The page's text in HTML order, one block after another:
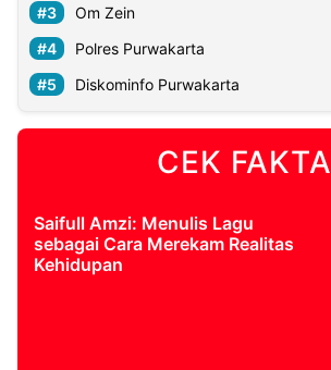
Om Zein
Polres Purwakarta
Diskominfo Purwakarta
CEK FAKTA
Saifull Amzi: Menulis Lagu
sebagai Cara Merekam Realitas
Kehidupan